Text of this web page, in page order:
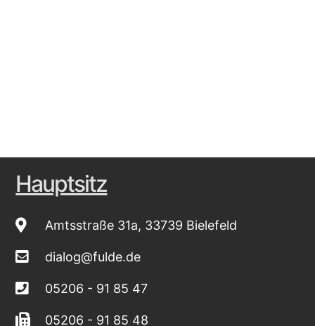
Hauptsitz
Amtsstraße 31a, 33739 Bielefeld
dialog@fulde.de
05206 - 91 85 47
05206 - 91 85 48